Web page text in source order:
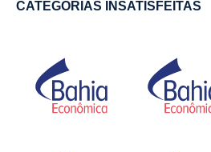
CATEGORIAS INSATISFEITAS